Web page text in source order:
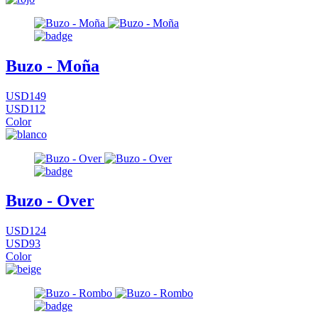
Buzo - Moña
USD149
USD112
Color
Buzo - Over
USD124
USD93
Color